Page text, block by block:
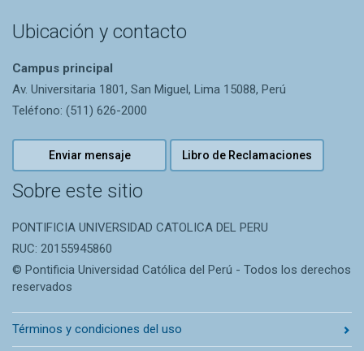
Ubicación y contacto
Campus principal
Av. Universitaria 1801, San Miguel, Lima 15088, Perú
Teléfono: (511) 626-2000
Enviar mensaje Libro de Reclamaciones
Sobre este sitio
PONTIFICIA UNIVERSIDAD CATOLICA DEL PERU
RUC: 20155945860
© Pontificia Universidad Católica del Perú - Todos los derechos
reservados
Términos y condiciones del uso